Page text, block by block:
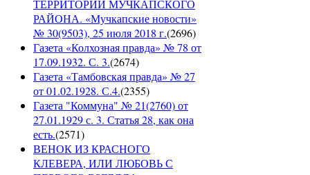
ТЕРРИТОРИИ МУЧКАПСКОГО
РАЙОНА. «Мучкапские новости»
№ 30(9503), 25 июля 2018 г.(2696)
Газета «Колхозная правда» № 78 от
17.09.1932. С. 3.(2674)
Газета «Тамбовская правда» № 27
от 01.02.1928. С.4.(2355)
Газета "Коммуна" № 21(2760) от
27.01.1929 с. 3. Статья 28, как она
есть.(2571)
ВЕНОК ИЗ КРАСНОГО
КЛЕВЕРА, ИЛИ ЛЮБОВЬ С